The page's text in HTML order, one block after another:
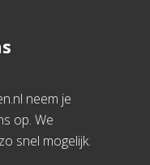
neem je
op. We
snel mogelijk.